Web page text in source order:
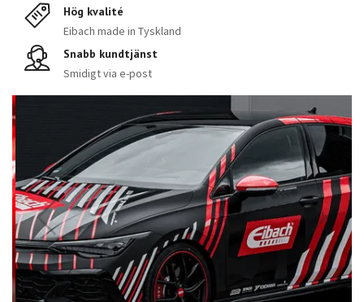
Hög kvalité
Eibach made in Tyskland
Snabb kundtjänst
Smidigt via e-post